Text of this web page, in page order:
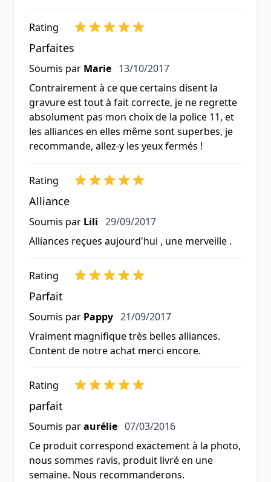
Rating
Parfaites
Soumis par Marie 13 octobre 2017
13/10/2017
Contrairement à ce que certains disent la
gravure est tout à fait correcte, je ne regrette
absolument pas mon choix de la police 11, et
les alliances en elles même sont superbes, je
recommande, allez-y les yeux fermés !
Rating
Alliance
Soumis par Lili 29 septembre 2017
29/09/2017
Alliances reçues aujourd'hui , une merveille .
Rating
Parfait
Soumis par Pappy 21 septembre 2017
21/09/2017
Vraiment magnifique très belles alliances.
Content de notre achat merci encore.
Rating
parfait
Soumis paraurélie 7 mars 2016
07/03/2016
Ce produit correspond exactement à la photo,
nous sommes ravis, produit livré en une
semaine. Nous recommanderons.